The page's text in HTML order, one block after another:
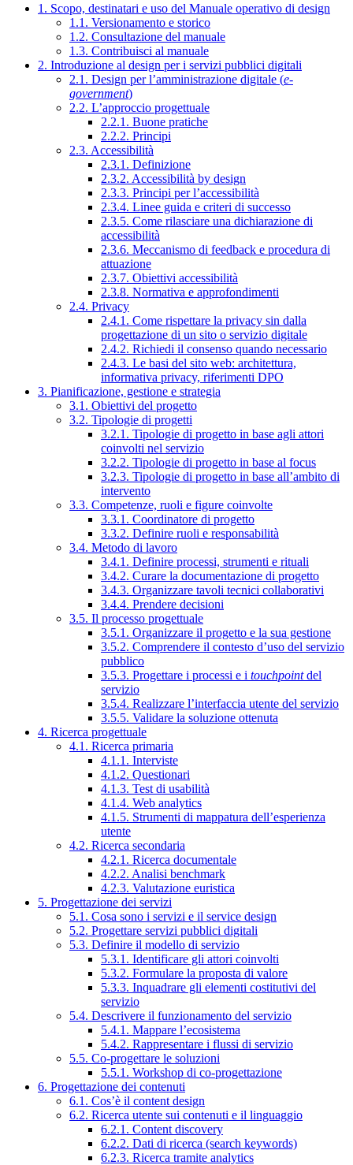
1. Scopo, destinatari e uso del Manuale operativo di design
1.1. Versionamento e storico
1.2. Consultazione del manuale
1.3. Contribuisci al manuale
2. Introduzione al design per i servizi pubblici digitali
2.1. Design per l’amministrazione digitale (e-
government)
2.2. L’approccio progettuale
2.2.1. Buone pratiche
2.2.2. Principi
2.3. Accessibilità
2.3.1. Definizione
2.3.2. Accessibilità by design
2.3.3. Principi per l’accessibilità
2.3.4. Linee guida e criteri di successo
2.3.5. Come rilasciare una dichiarazione di
accessibilità
2.3.6. Meccanismo di feedback e procedura di
attuazione
2.3.7. Obiettivi accessibilità
2.3.8. Normativa e approfondimenti
2.4. Privacy
2.4.1. Come rispettare la privacy sin dalla
progettazione di un sito o servizio digitale
2.4.2. Richiedi il consenso quando necessario
2.4.3. Le basi del sito web: architettura,
informativa privacy, riferimenti DPO
3. Pianificazione, gestione e strategia
3.1. Obiettivi del progetto
3.2. Tipologie di progetti
3.2.1. Tipologie di progetto in base agli attori
coinvolti nel servizio
3.2.2. Tipologie di progetto in base al focus
3.2.3. Tipologie di progetto in base all’ambito di
intervento
3.3. Competenze, ruoli e figure coinvolte
3.3.1. Coordinatore di progetto
3.3.2. Definire ruoli e responsabilità
3.4. Metodo di lavoro
3.4.1. Definire processi, strumenti e rituali
3.4.2. Curare la documentazione di progetto
3.4.3. Organizzare tavoli tecnici collaborativi
3.4.4. Prendere decisioni
3.5. Il processo progettuale
3.5.1. Organizzare il progetto e la sua gestione
3.5.2. Comprendere il contesto d’uso del servizio
pubblico
3.5.3. Progettare i processi e i touchpointdel
servizio
3.5.4. Realizzare l’interfaccia utente del servizio
3.5.5. Validare la soluzione ottenuta
4. Ricerca progettuale
4.1. Ricerca primaria
4.1.1. Interviste
4.1.2. Questionari
4.1.3. Test di usabilità
4.1.4. Web analytics
4.1.5. Strumenti di mappatura dell’esperienza
utente
4.2. Ricerca secondaria
4.2.1. Ricerca documentale
4.2.2. Analisi benchmark
4.2.3. Valutazione euristica
5. Progettazione dei servizi
5.1. Cosa sono i servizi e il service design
5.2. Progettare servizi pubblici digitali
5.3. Definire il modello di servizio
5.3.1. Identificare gli attori coinvolti
5.3.2. Formulare la proposta di valore
5.3.3. Inquadrare gli elementi costitutivi del
servizio
5.4. Descrivere il funzionamento del servizio
5.4.1. Mappare l’ecosistema
5.4.2. Rappresentare i flussi di servizio
5.5. Co-progettare le soluzioni
5.5.1. Workshop di co-progettazione
6. Progettazione dei contenuti
6.1. Cos’è il content design
6.2. Ricerca utente sui contenuti e il linguaggio
6.2.1. Content discovery
6.2.2. Dati di ricerca (search keywords)
6.2.3. Ricerca tramite analytics